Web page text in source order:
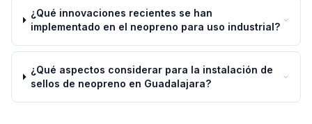
¿Qué innovaciones recientes se han
implementado en el neopreno para uso industrial?
¿Qué aspectos considerar para la instalación de
sellos de neopreno en Guadalajara?